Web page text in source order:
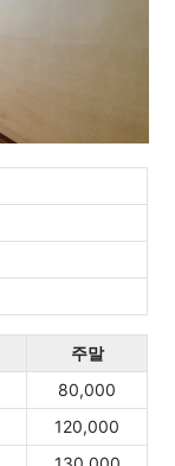
주말
80,000
120,000